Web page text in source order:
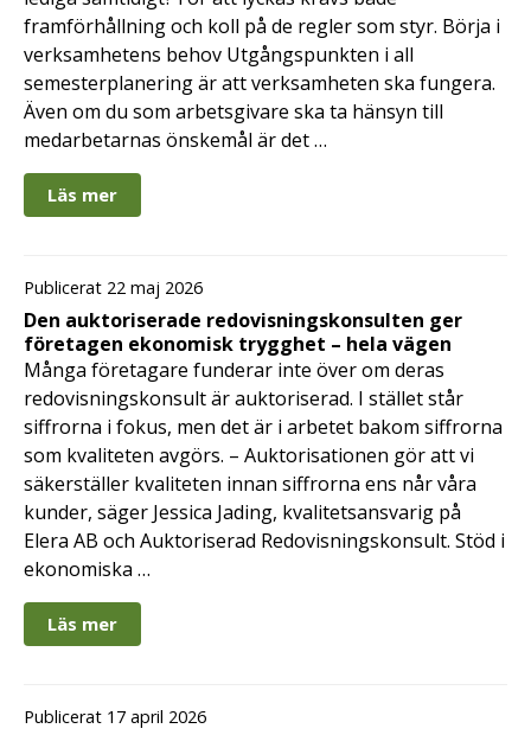
framförhållning och koll på de regler som styr. Börja i
verksamhetens behov Utgångspunkten i all
semesterplanering är att verksamheten ska fungera.
Även om du som arbetsgivare ska ta hänsyn till
medarbetarnas önskemål är det …
Läs mer
Publicerat 22 maj 2026
Den auktoriserade redovisningskonsulten ger
företagen ekonomisk trygghet – hela vägen
Många företagare funderar inte över om deras
redovisningskonsult är auktoriserad. I stället står
siffrorna i fokus, men det är i arbetet bakom siffrorna
som kvaliteten avgörs. – Auktorisationen gör att vi
säkerställer kvaliteten innan siffrorna ens når våra
kunder, säger Jessica Jading, kvalitetsansvarig på
Elera AB och Auktoriserad Redovisningskonsult. Stöd i
ekonomiska …
Läs mer
Publicerat 17 april 2026